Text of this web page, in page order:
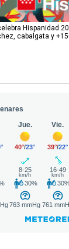
Hispanidad
cabalgata y